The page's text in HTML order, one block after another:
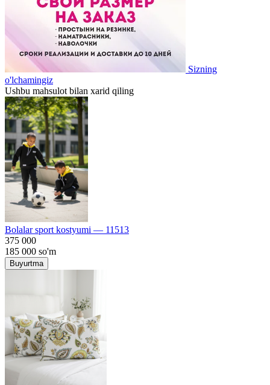
Sizning
o'lchamingiz
Ushbu mahsulot bilan xarid qiling
Bolalar sport kostyumi — 11513
375 000
185 000 so'm
Buyurtma